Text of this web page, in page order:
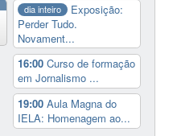
dia inteiro
Exposição:
Perder Tudo.
Novament...
16:00Curso de formação
em Jornalismo ...
19:00Aula Magna do
IELA: Homenagem ao...